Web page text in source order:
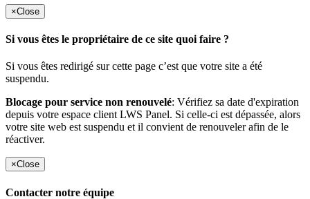
×Close
Si vous êtes le propriétaire de ce site quoi faire ?
Si vous êtes redirigé sur cette page c’est que votre site a été
suspendu.
Blocage pour service non renouvelé: Vérifiez sa date d'expiration
depuis votre espace client LWS Panel. Si celle-ci est dépassée, alors
votre site web est suspendu et il convient de renouveler afin de le
réactiver.
×Close
Contacter notre équipe